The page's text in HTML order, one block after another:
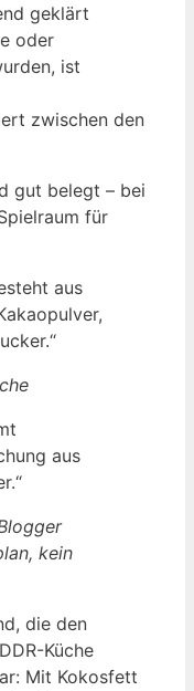
geklärt
oder
ist
zwischen den
gut belegt – bei
für
aus
aus
kein
die den
Küche
Mit Kokosfett